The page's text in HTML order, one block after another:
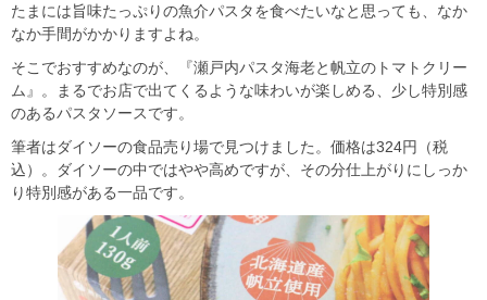
たまには旨味たっぷりの魚介パスタを食べたいなと思っても、なか
なか手間がかかりますよね。
そこでおすすめなのが、『瀬戸内パスタ海老と帆立のトマトクリー
ム』。まるでお店で出てくるような味わいが楽しめる、少し特別感
のあるパスタソースです。
筆者はダイソーの食品売り場で見つけました。価格は324円（税
込）。ダイソーの中ではやや高めですが、その分仕上がりにしっか
り特別感がある一品です。